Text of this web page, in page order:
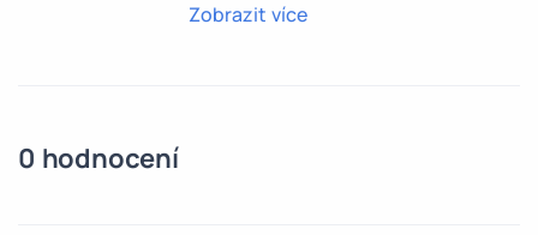
Zobrazit více
0 hodnocení